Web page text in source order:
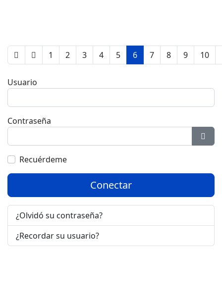
1 2 3 4 5 6 7 8 9 10
Usuario
Contraseña
Recuérdeme
Conectar
¿Olvidó su contraseña?
¿Recordar su usuario?